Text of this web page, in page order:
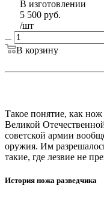
В изготовлении
5 500 руб.
/шт
В корзину
Нож
Такое понятие, как нож
Великой
советской армии
оружия. Им
такие, где лезвие не
История ножа разведчика